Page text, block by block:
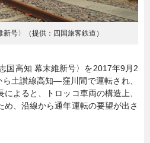
号〉（提供：四国旅客鉄道）
国高知 幕末維新号〉を2017年9月2
土讃線高知―窪川間で運転され、
よると、トロッコ車両の構造上、
、沿線から通年運転の要望が出さ